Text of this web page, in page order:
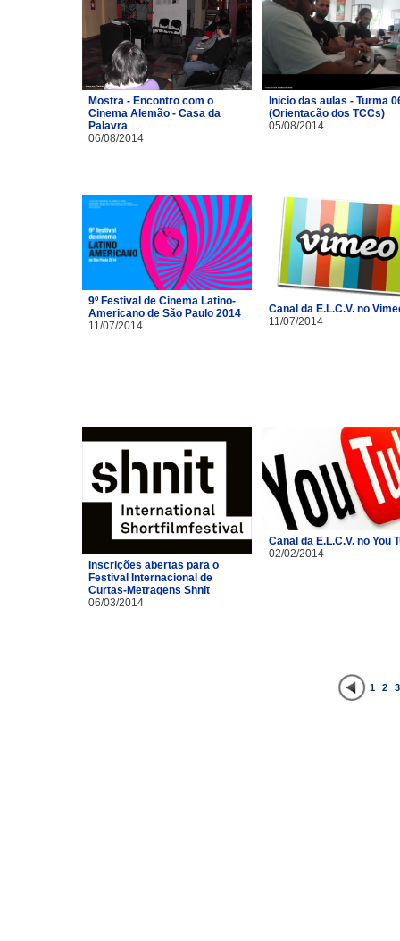
Mostra - Encontro com o
Cinema Alemão - Casa da
Palavra
06/08/2014
Inicio das aulas - Turma
(Orientacão dos TCCs)
05/08/2014
9º Festival de Cinema Latino-
Americano de São Paulo 2014
11/07/2014
Canal da E.L.C.V. no
11/07/2014
Inscrições abertas para o
Festival Internacional de
Curtas-Metragens Shnit
06/03/2014
Canal da E.L.C.V. no You
02/02/2014
1 2 3